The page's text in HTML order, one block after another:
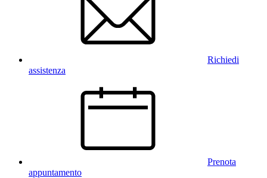
Richiedi
assistenza
Prenota
appuntamento